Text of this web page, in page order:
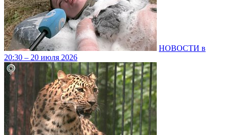
НОВОСТИ в
20:30 – 20 июля 2026